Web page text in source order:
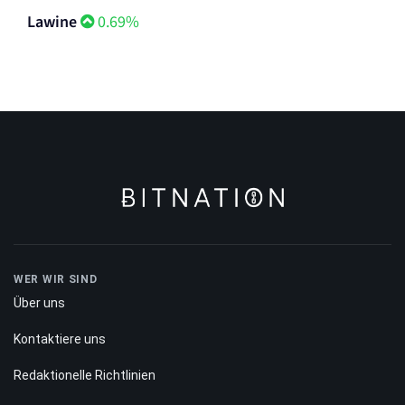
Lawine 0.69%
WER WIR SIND
Über uns
Kontaktiere uns
Redaktionelle Richtlinien